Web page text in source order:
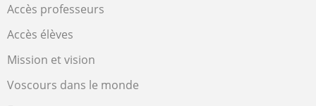
Accès professeurs
Accès élèves
Mission et vision
Voscours dans le monde